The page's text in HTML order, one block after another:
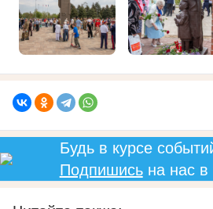
Будь в курсе
Подпишисьна нас в